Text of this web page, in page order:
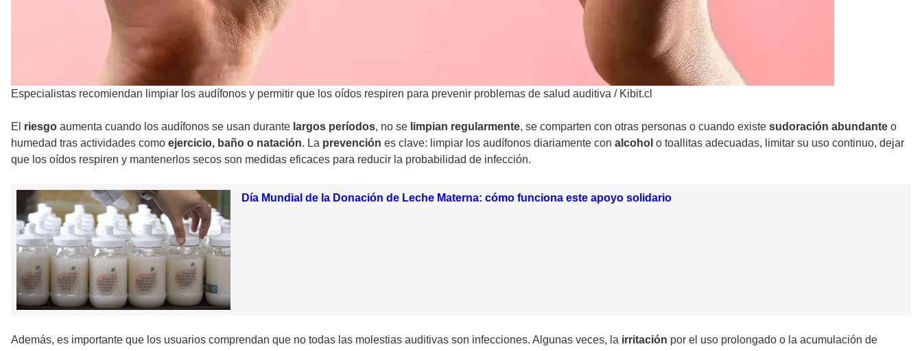
Especialistas recomiendan limpiar los audífonos y permitir que los oídos respiren para prevenir problemas de salud auditiva / Kibit.cl
El riesgo aumenta cuando los audífonos se usan durante largos períodos, no se limpian regularmente, se comparten con otras personas o cuando existe sudoración abundante o
humedad tras actividades como ejercicio, baño o natación. La prevención es clave: limpiar los audífonos diariamente con alcohol o toallitas adecuadas, limitar su uso continuo, dejar
que los oídos respiren y mantenerlos secos son medidas eficaces para reducir la probabilidad de infección.
Día Mundial de la Donación de Leche Materna: cómo funciona este apoyo solidario
Además, es importante que los usuarios comprendan que no todas las molestias auditivas son infecciones. Algunas veces, la irritación por el uso prolongado o la acumulación de